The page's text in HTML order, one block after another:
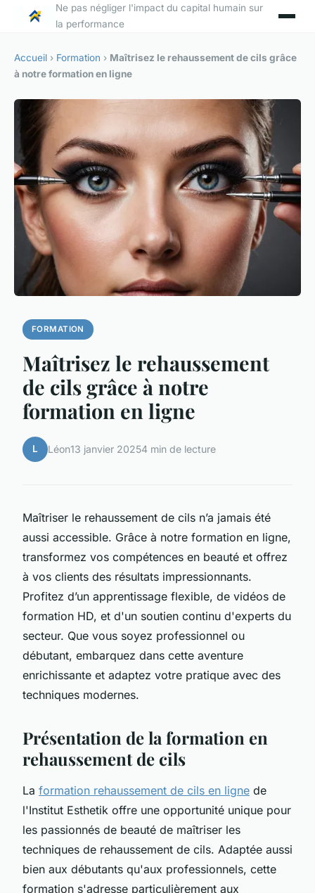
Ne pas négliger l'impact du capital humain sur
la performance
Accueil › Formation › Maîtrisez le rehaussement de cils grâce
à notre formation en ligne
FORMATION
Maîtrisez le rehaussement
de cils grâce à notre
formation en ligne
L Léon13 janvier 20254 min de lecture
Maîtriser le rehaussement de cils n’a jamais été
aussi accessible. Grâce à notre formation en ligne,
transformez vos compétences en beauté et offrez
à vos clients des résultats impressionnants.
Profitez d’un apprentissage flexible, de vidéos de
formation HD, et d'un soutien continu d'experts du
secteur. Que vous soyez professionnel ou
débutant, embarquez dans cette aventure
enrichissante et adaptez votre pratique avec des
techniques modernes.
Présentation de la formation en
rehaussement de cils
La formation rehaussement de cils en ligne de
l'Institut Esthetik offre une opportunité unique pour
les passionnés de beauté de maîtriser les
techniques de rehaussement de cils. Adaptée aussi
bien aux débutants qu'aux professionnels, cette
formation s'adresse particulièrement aux